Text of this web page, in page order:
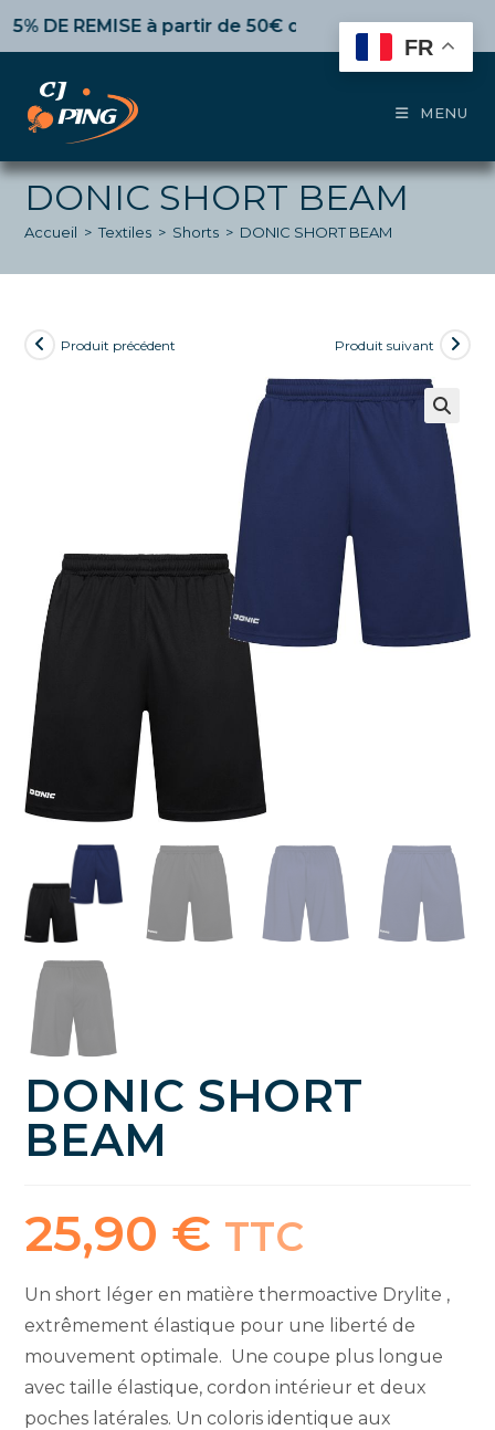
REMISEà partir de 50€ d’achat, 10%dès 100€,15%
MENU
DONIC SHORT BEAM
Accueil > Textiles > Shorts > DONIC SHORT BEAM
Produit précédent Produit suivant
DONIC SHORT
BEAM
25,90 € TTC
Un short léger en matière thermoactive Drylite ,
extrêmement élastique pour une liberté de
mouvement optimale. Une coupe plus longue
avec taille élastique, cordon intérieur et deux
poches latérales. Un coloris identique aux
FR